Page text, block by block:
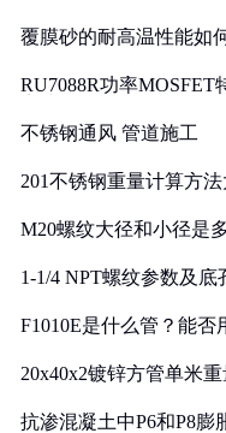
覆膜砂的耐高温性能如
RU7088R功率
不锈钢通风 管道施工
201不锈钢重量计算方法
M20螺纹大径和小径是
1-1/4 NPT螺纹参数及底
F1010E是什么管？能否
20x40x2镀锌方管单米
抗渗混凝土中P6和P8膨